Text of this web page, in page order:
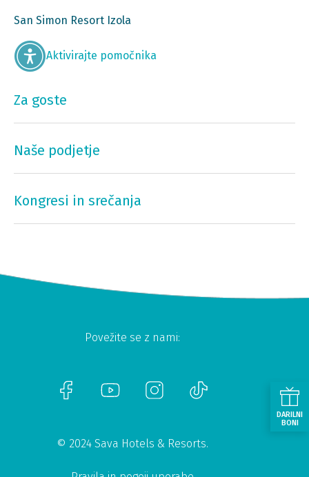
San Simon Resort Izola
Aktivirajte pomočnika
Za goste
Naše podjetje
Kongresi in srečanja
Povežite se z nami:
© 2024 Sava Hotels & Resorts.
DARILNI
BONI